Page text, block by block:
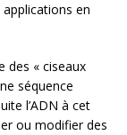
en
des « ciseaux
séquence
l’ADN à cet
ou modifier des